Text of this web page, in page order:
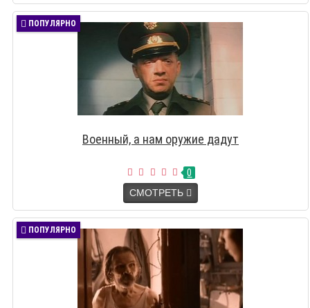
ПОПУЛЯРНО
Военный, а нам оружие дадут
0
СМОТРЕТЬ
ПОПУЛЯРНО